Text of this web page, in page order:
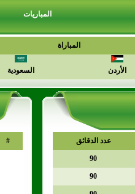
المباريات
المباراة
الأردن السعودية
عدد الدقائق
90
90
#